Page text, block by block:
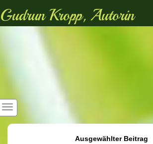
Gudrun Kropp, Autorin
Ausgewählter Beitrag